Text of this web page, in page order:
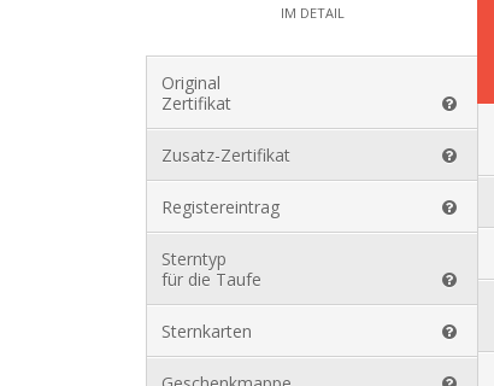
IM DETAIL
Original
Zertifikat
Zusatz-Zertifikat
Registereintrag
Sterntyp
für die Taufe
Sternkarten